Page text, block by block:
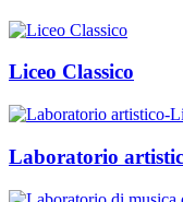
Liceo Classico
Laboratorio